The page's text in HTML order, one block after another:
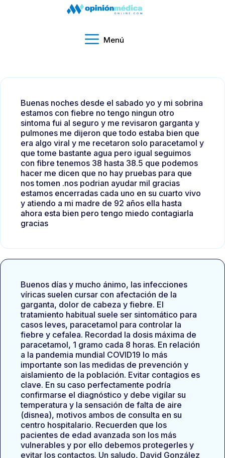
Menú
Buenas noches desde el sabado yo y mi sobrina
estamos con fiebre no tengo ningun otro
sintoma fui al seguro y me revisaron garganta y
pulmones me dijeron que todo estaba bien que
era algo viral y me recetaron solo paracetamol y
que tome bastante agua pero igual seguimos
con fibre tenemos 38 hasta 38.5 que podemos
hacer me dicen que no hay pruebas para que
nos tomen .nos podrian ayudar mil gracias
estamos encerradas cada uno en su cuarto vivo
y atiendo a mi madre de 92 años ella hasta
ahora esta bien pero tengo miedo contagiarla
gracias
Buenos días y mucho ánimo, las infecciones
víricas suelen cursar con afectación de la
garganta, dolor de cabeza y fiebre. El
tratamiento habitual suele ser sintomático para
casos leves, paracetamol para controlar la
fiebre y cefalea. Recordad la dosis máxima de
paracetamol, 1 gramo cada 8 horas. En relación
a la pandemia mundial COVID19 lo más
importante son las medidas de prevención y
aislamiento de la población. Evitar contagios es
clave. En su caso perfectamente podría
confirmarse el diagnóstico y debe vigilar su
temperatura y la sensación de falta de aire
(disnea), motivos ambos de consulta en su
centro hospitalario. Recuerden que los
pacientes de edad avanzada son los más
vulnerables y por ello debemos protegerles y
evitar los contactos. Un saludo, David González